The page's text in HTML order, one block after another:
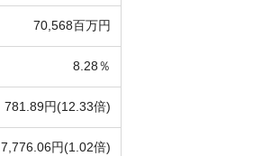
70,568百万円
8.28％
781.89円(12.33倍)
7,776.06円(1.02倍)